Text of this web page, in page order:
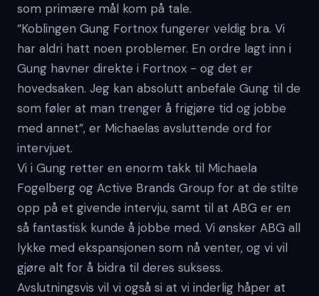
som primære mål kom på tale.
“Koblingen Gung Fortnox fungerer veldig bra. Vi
har aldri hatt noen problemer. En ordre lagt inn i
Gung havner direkte i Fortnox - og det er
hovedsaken. Jeg kan absolutt anbefale Gung til de
som føler at man trenger å frigjøre tid og jobbe
med annet”, er Michaelas avsluttende ord for
intervjuet.
Vi i Gung retter en enorm takk til Michaela
Fogelberg og Active Brands Group for at de stilte
opp på et givende intervju, samt til at ABG er en
så fantastisk kunde å jobbe med. Vi ønsker ABG all
lykke med ekspansjonen som nå venter, og vi vil
gjøre alt for å bidra til deres suksess.
Avslutningsvis vil vi også si at vi inderlig håper at